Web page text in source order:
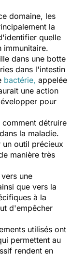
domaine, les
la
quelle
immunitaire.
dans une botte
dans l'intestin
bactérie, appelée
une action
pour
détruire
la maladie.
un outil précieux
manière très
une
que vers la
à la
d'empêcher
utilisés ont
permettent au
rendent en